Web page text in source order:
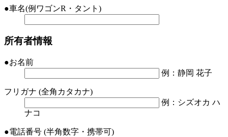
●車名(例ワゴンR・タント)
所有者情報
●お名前
例：静岡 花子
フリガナ (全角カタカナ)
例：シズオカ ハ
ナコ
●電話番号 (半角数字・携帯可)